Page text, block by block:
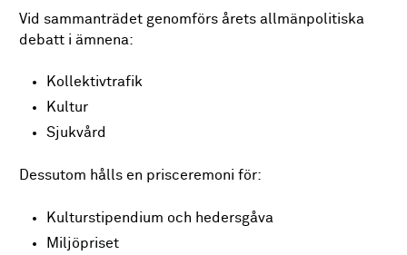
Vid sammanträdet genomförs årets allmänpolitiska
debatt i ämnena:
Kollektivtrafik
Kultur
Sjukvård
Dessutom hålls en prisceremoni för:
Kulturstipendium och hedersgåva
Miljöpriset